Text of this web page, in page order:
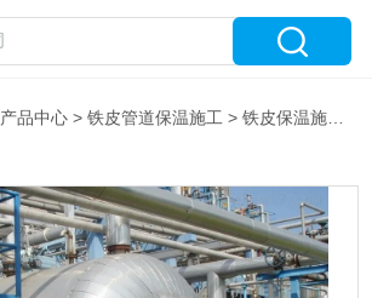
产品中心 >铁皮管道保温施工 >铁皮保温施工队